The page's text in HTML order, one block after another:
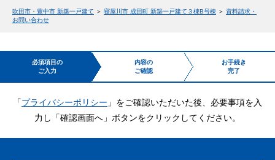
吹田市・豊中市 新築一戸建て ＞ 寝屋川市 成田町 新築一戸建て３棟B号棟 ＞ 資料請求・
お問い合わせ
必須項目の
ご入力
内容の
ご確認
お手続き
完了
「プライバシーポリシー 」をご確認いただいた後、必要事項を入
力し「確認画面へ」ボタンをクリックしてください。